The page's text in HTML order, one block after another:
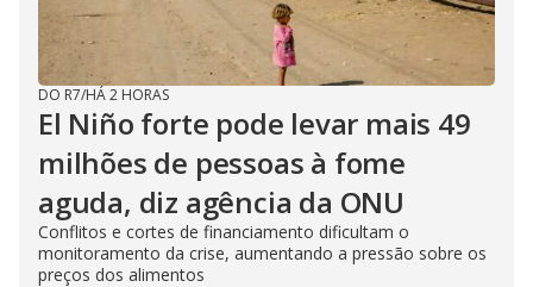
DO R7/HÁ 2 HORAS
El Niño forte pode levar mais 49
milhões de pessoas à fome
aguda, diz agência da ONU
Conflitos e cortes de financiamento dificultam o
monitoramento da crise, aumentando a pressão sobre os
preços dos alimentos